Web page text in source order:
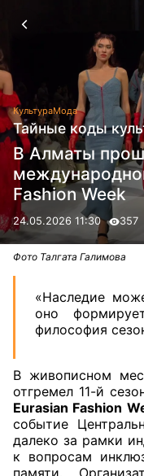
КультураМода
Тайные коды
В Алматы
Fashion Week
24.05.2026 11:30 357
Фото Талгата Галимова
«Наследие
оно
философия
В живописном
отгремел 11-й
Eurasian Fashion
событие
далеко за рамки
к вопросам
памяти.